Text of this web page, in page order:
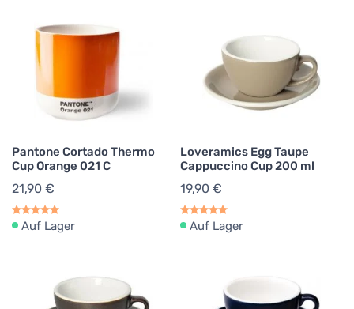
Pantone Cortado Thermo
Cup Orange 021 C
21,90 €
Auf Lager
Loveramics Egg Taupe
Cappuccino Cup 200 ml
19,90 €
Auf Lager